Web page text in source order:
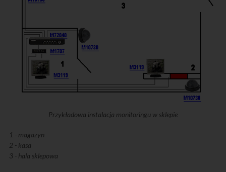
Przykładowa instalacja monitoringu w sklepie
1 - magazyn
2 - kasa
3 - hala sklepowa